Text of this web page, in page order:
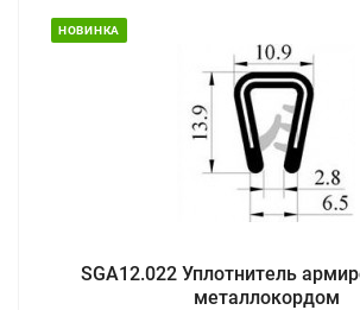
НОВИНКА
SGA12.022 Уплотнитель
металлокордом